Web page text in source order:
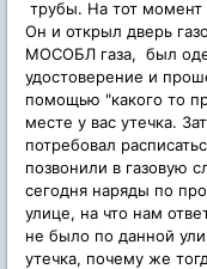
трубы. На тот момент
Он и открыл дверь
МОСОБЛ газа, был
удостоверение и
помощью "какого то
месте у вас утечка.
потребовал
позвонили в газовую
сегодня наряды по
улице, на что нам
не было по данной
утечка, почему же